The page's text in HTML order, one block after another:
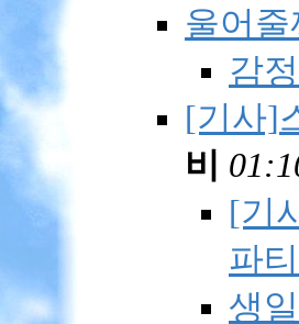
울어줄
감
[기사]
비
[기
파
생